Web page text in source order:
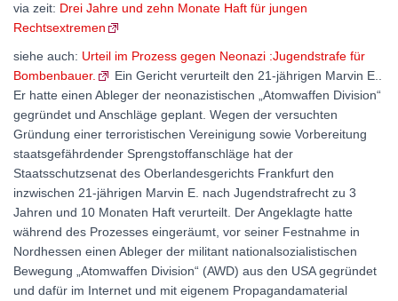
via zeit: Drei Jahre und zehn Monate Haft für jungen
Rechtsextremen
siehe auch: Urteil im Prozess gegen Neonazi :Jugendstrafe für
Bombenbauer.
Ein Gericht verurteilt den 21-jährigen Marvin E..
Er hatte einen Ableger der neonazistischen „Atomwaffen Division“
gegründet und Anschläge geplant. Wegen der versuchten
Gründung einer terroristischen Vereinigung sowie Vorbereitung
staatsgefährdender Sprengstoffanschläge hat der
Staatsschutzsenat des Oberlandesgerichts Frankfurt den
inzwischen 21-jährigen Marvin E. nach Jugendstrafrecht zu 3
Jahren und 10 Monaten Haft verurteilt. Der Angeklagte hatte
während des Prozesses eingeräumt, vor seiner Festnahme in
Nordhessen einen Ableger der militant nationalsozialistischen
Bewegung „Atomwaffen Division“ (AWD) aus den USA gegründet
und dafür im Internet und mit eigenem Propagandamaterial